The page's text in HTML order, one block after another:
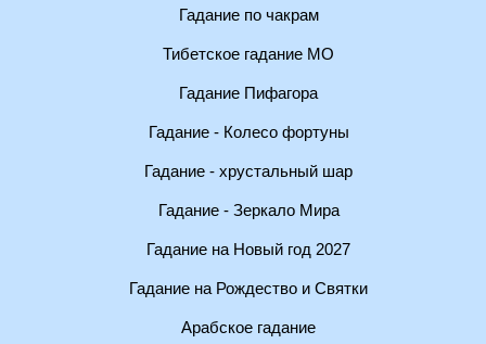
Гадание по чакрам
Тибетское гадание МО
Гадание Пифагора
Гадание - Колесо фортуны
Гадание - хрустальный шар
Гадание - Зеркало Мира
Гадание на Новый год 2027
Гадание на Рождество и Святки
Арабское гадание